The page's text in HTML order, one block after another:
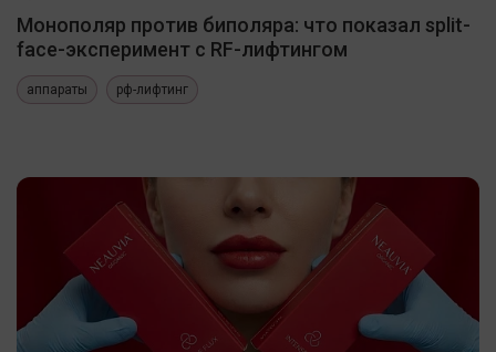
Монополяр против биполяра: что показал split-
face-эксперимент с RF-лифтингом
аппараты рф-лифтинг